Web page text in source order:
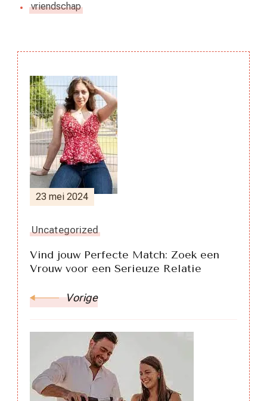
vriendschap
Berichtnavigatie
23 mei 2024
Uncategorized
Vind jouw Perfecte Match: Zoek een
Vrouw voor een Serieuze Relatie
Vorige